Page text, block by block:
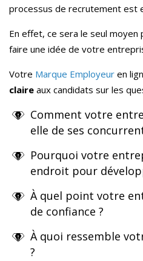
processus de recrutement est
En effet, ce sera le seul moyen
faire une idée de votre
Votre Marque Employeur en
claire aux candidats sur les
Comment votre
elle de ses
Pourquoi votre
endroit pour
À quel point votre
de confiance ?
À quoi ressemble
?